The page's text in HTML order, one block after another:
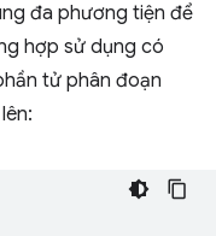
đa phương tiện để
hợp sử dụng có
tử phân đoạn